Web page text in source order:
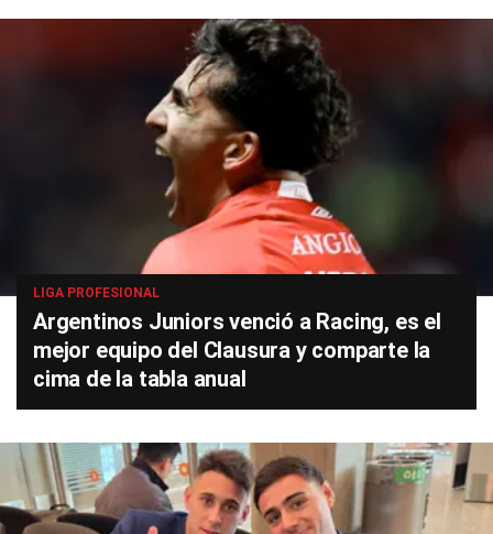
LIGA PROFESIONAL
Argentinos Juniors venció a Racing, es el
mejor equipo del Clausura y comparte la
cima de la tabla anual